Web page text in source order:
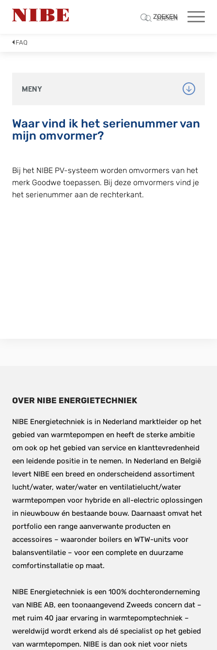
ZOEKEN
ZOEKEN
FAQ
MENY
Waar vind ik het serienummer van
mijn omvormer?
Bij het NIBE PV-systeem worden omvormers van het
merk Goodwe toepassen. Bij deze omvormers vind je
het serienummer aan de rechterkant.
OVER NIBE ENERGIETECHNIEK
NIBE Energietechniek is in Nederland marktleider op het
gebied van warmtepompen en heeft de sterke ambitie
om ook op het gebied van service en klanttevredenheid
een leidende positie in te nemen. In Nederland en België
levert NIBE een breed en onderscheidend assortiment
lucht/water, water/water en ventilatielucht/water
warmtepompen voor hybride en all-electric oplossingen
in nieuwbouw én bestaande bouw. Daarnaast omvat het
portfolio een range aanverwante producten en
accessoires – waaronder boilers en WTW-units voor
balansventilatie – voor een complete en duurzame
comfortinstallatie op maat.
NIBE Energietechniek is een 100% dochteronderneming
van NIBE AB, een toonaangevend Zweeds concern dat –
met ruim 40 jaar ervaring in warmtepomptechniek –
wereldwijd wordt erkend als dé specialist op het gebied
van warmtepompen. NIBE is dan ook niet voor niets